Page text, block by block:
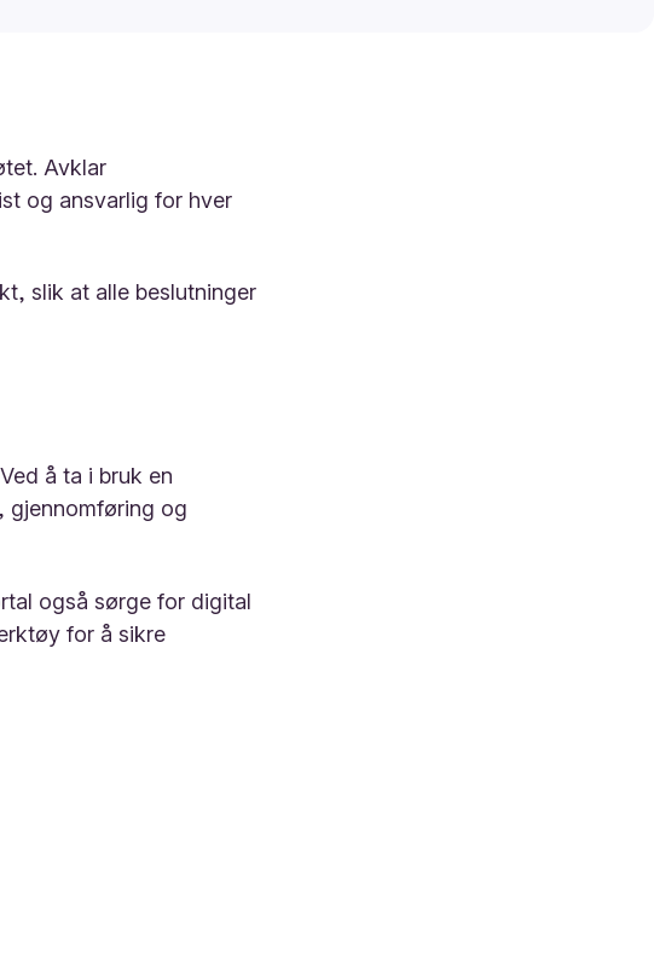
Avklar
og ansvarlig for hver
slik at alle beslutninger
å ta i bruk en
gjennomføring og
også sørge for digital
for å sikre